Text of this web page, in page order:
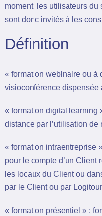
moment, les utilisateurs du
sont donc invités à les
Définition
« formation webinaire ou à
visioconférence dispensée
« formation digital learning
distance par l’utilisation de
« formation intraentreprise
pour le compte d’un Client
les locaux du Client ou
par le Client ou par
« formation présentiel » :